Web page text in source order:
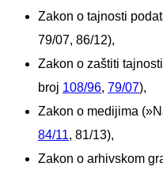
Zakon o tajnosti
79/07, 86/12),
Zakon o zaštiti
broj 108/96, 79/07),
Zakon o medijima
84/11, 81/13),
Zakon o arhivskom